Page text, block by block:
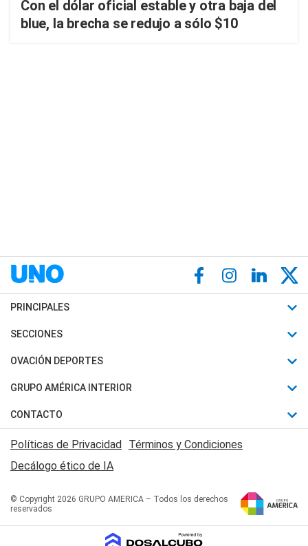
Con el dólar oficial estable y otra baja del
blue, la brecha se redujo a sólo $10
PRINCIPALES
Últimas Noticias
Política
Judiciales
Economia
SECCIONES
Horóscopo
Motores
Trucos caseros
Series y Películas
Edictos y Solicitadas
OVACIÓN DEPORTES
Fútbol
Mundial
Automovilismo
Rugby
Básquet
GRUPO AMÉRICA INTERIOR
Canal 7 en Vivo
San Juan 8
CONTACTO
Acerca de Nosotros
Contactanos
Políticas de Privacidad Términos y Condiciones
Decálogo ético de IA
© Copyright 2026 GRUPO AMERICA – Todos los derechos
reservados